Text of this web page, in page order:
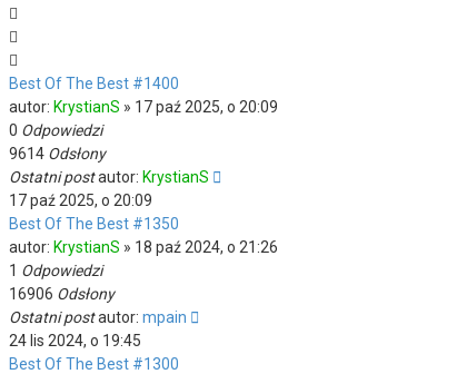
Best Of The Best #1400
autor: KrystianS » 17 paź 2025, o 20:09
0 Odpowiedzi
9614 Odsłony
Ostatni postautor: KrystianS
17 paź 2025, o 20:09
Best Of The Best #1350
autor: KrystianS » 18 paź 2024, o 21:26
1 Odpowiedzi
16906 Odsłony
Ostatni postautor: mpain
24 lis 2024, o 19:45
Best Of The Best #1300